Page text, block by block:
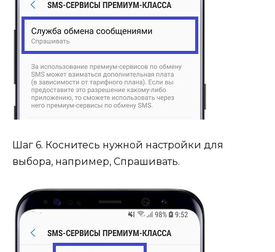
Шаг 6. Коснитесь нужной настройки для
выбора, например, Спрашивать.